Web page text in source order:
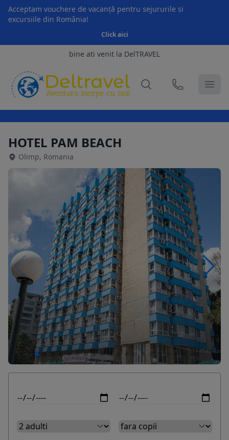
Acceptam vouchere de vacanță pentru sejururile si
excursiile din România!
Click aici
bine ati venit la DelTRAVEL
HOTEL PAM BEACH
Olimp, Romania